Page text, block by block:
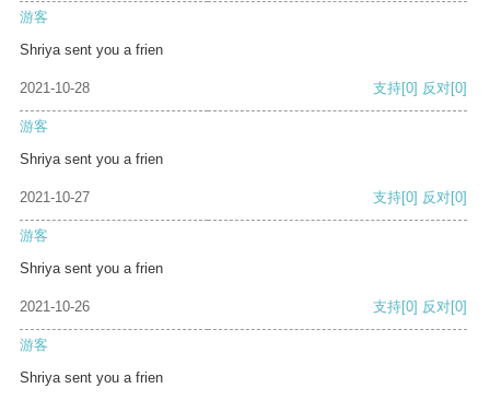
游客
Shriya sent you a frien
2021-10-28 支持[0] 反对[0]
游客
Shriya sent you a frien
2021-10-27 支持[0] 反对[0]
游客
Shriya sent you a frien
2021-10-26 支持[0] 反对[0]
游客
Shriya sent you a frien